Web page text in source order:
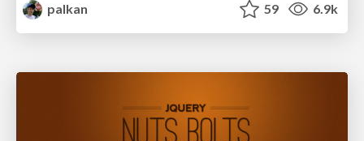
palkan
59 6.9k